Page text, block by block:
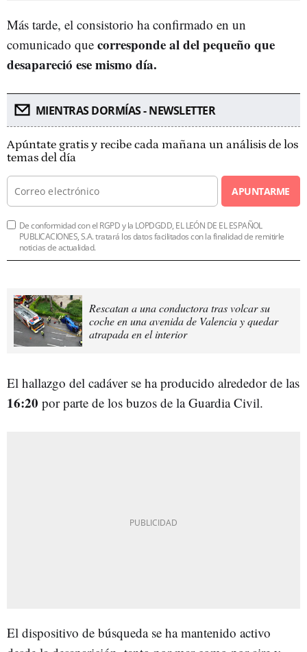
Más tarde, el consistorio ha confirmado en un
comunicado que corresponde al del pequeño que
desapareció ese mismo día.
MIENTRAS DORMÍAS - NEWSLETTER
Apúntate gratis y recibe cada mañana un análisis de los
temas del día
APUNTARME
De conformidad con el RGPD y la LOPDGDD, EL LEÓN DE EL ESPAÑOL
PUBLICACIONES, S.A. tratará los datos facilitados con la finalidad de remitirle
noticias de actualidad.
Rescatan a una conductora tras volcar su
coche en una avenida de Valencia y quedar
atrapada en el interior
El hallazgo del cadáver se ha producido alrededor de las
16:20 por parte de los buzos de la Guardia Civil.
El dispositivo de búsqueda se ha mantenido activo